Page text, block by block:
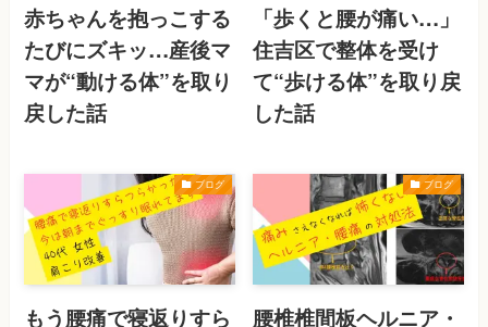
赤ちゃんを抱っこする
たびにズキッ…産後マ
マが“動ける体”を取り
戻した話
「歩くと腰が痛い…」
住吉区で整体を受け
て“歩ける体”を取り戻
した話
ブログ
もう腰痛で寝返りすら
ブログ
腰椎椎間板ヘルニア・